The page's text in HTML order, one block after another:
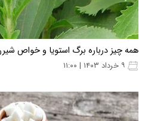
همه چیز درباره برگ استویا و خواص